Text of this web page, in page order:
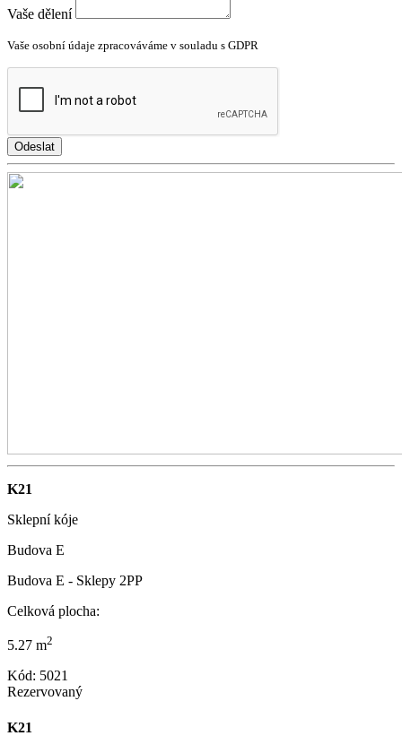
Vaše dělení
Vaše osobní údaje zpracováváme v souladu s GDPR
Odeslat
K21
Sklepní kóje
Budova E
Budova E - Sklepy 2PP
Celková plocha:
5.27 m2
Kód: 5021
Rezervovaný
K21